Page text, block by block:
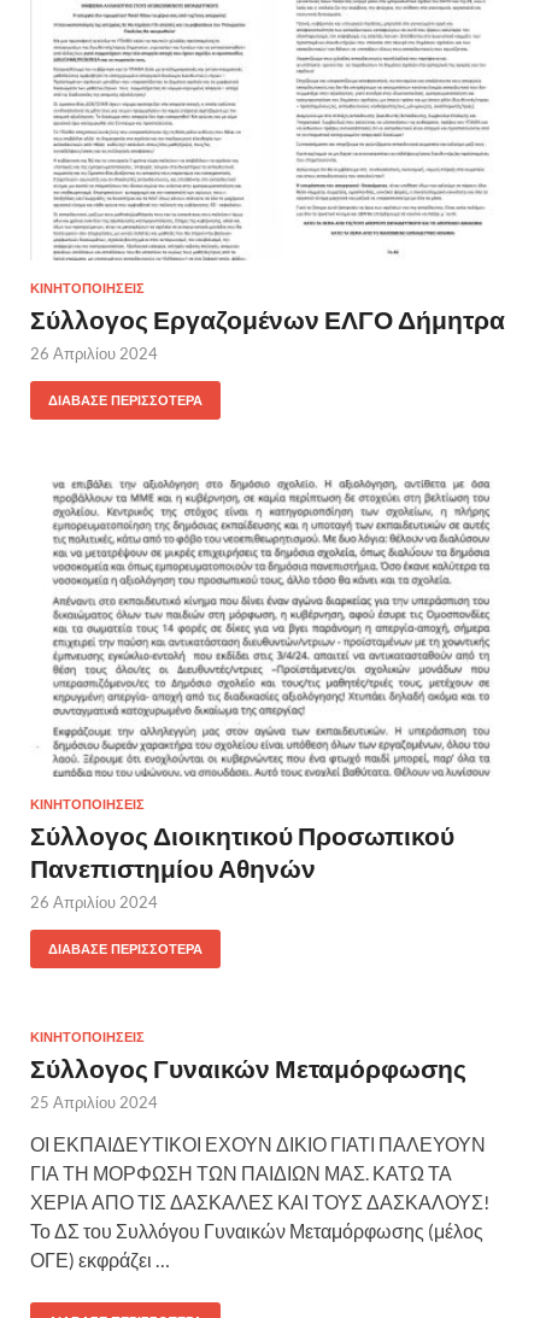
ΚΙΝΗΤΟΠΟΙΗΣΕΙΣ
Σύλλογος Εργαζομένων ΕΛΓΟ Δήμητρα
26 Απριλίου 2024
ΔΙΆΒΑΣΕ ΠΕΡΙΣΣΌΤΕΡΑ
ΚΙΝΗΤΟΠΟΙΗΣΕΙΣ
Σύλλογος Διοικητικού Προσωπικού
Πανεπιστημίου Αθηνών
26 Απριλίου 2024
ΔΙΆΒΑΣΕ ΠΕΡΙΣΣΌΤΕΡΑ
ΚΙΝΗΤΟΠΟΙΗΣΕΙΣ
Σύλλογος Γυναικών Μεταμόρφωσης
25 Απριλίου 2024
ΟΙ ΕΚΠΑΙΔΕΥΤΙΚΟΙ ΕΧΟΥΝ ΔΙΚΙΟ ΓΙΑΤΙ ΠΑΛΕΥΟΥΝ
ΓΙΑ ΤΗ ΜΟΡΦΩΣΗ ΤΩΝ ΠΑΙΔΙΩΝ ΜΑΣ. ΚΑΤΩ ΤΑ
ΧΕΡΙΑ ΑΠΟ ΤΙΣ ΔΑΣΚΑΛΕΣ ΚΑΙ ΤΟΥΣ ΔΑΣΚΑΛΟΥΣ!
Το ΔΣ του Συλλόγου Γυναικών Μεταμόρφωσης (μέλος
ΟΓΕ) εκφράζει …